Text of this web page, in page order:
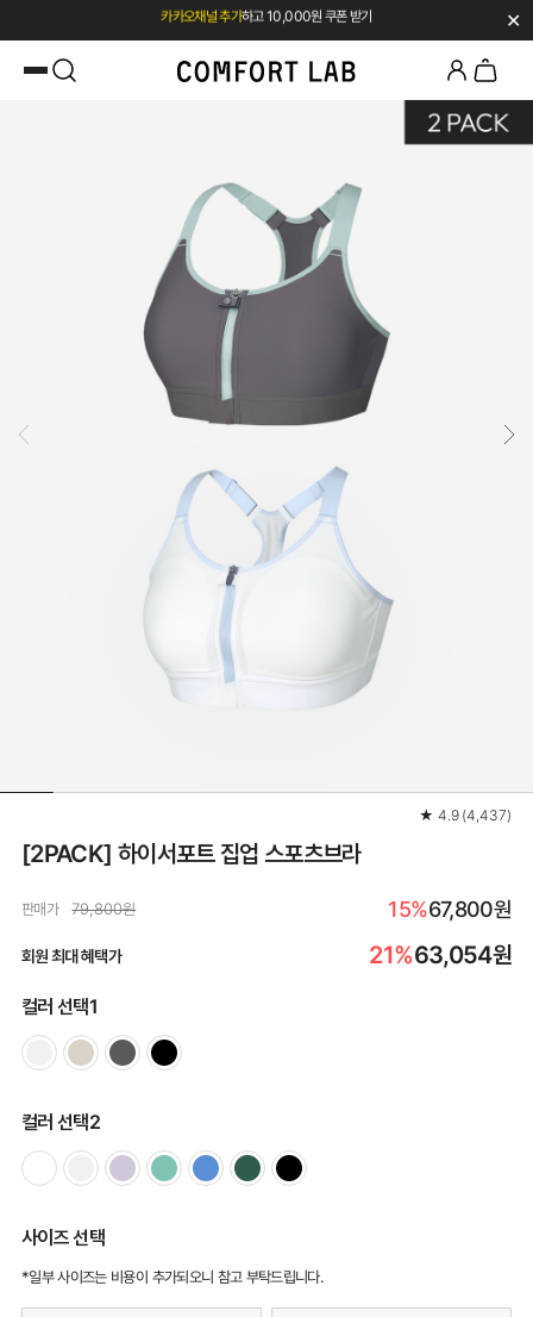
첫 구매 시 베스트셀러 50% 즉시 할인 ✕
★ 4.9 (4,437)
[2PACK] 하이서포트 집업 스포츠브라
판매가 79,800원 15%67,800원
회원 최대 혜택가 21%63,054원
컬러 선택1
컬러 선택2
사이즈 선택
*일부 사이즈는 비용이 추가되오니 참고 부탁드립니다.